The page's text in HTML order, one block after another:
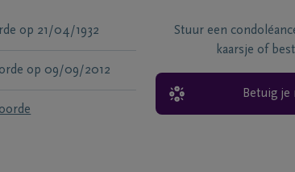
op 21/04/1932
op 09/09/2012
Stuur een
kaarsje of
Betuig je